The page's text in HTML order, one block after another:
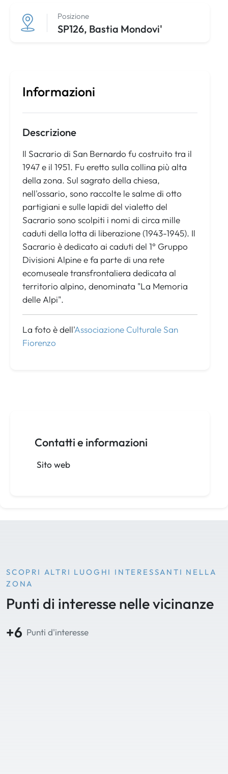
Posizione
SP126, Bastia Mondovi'
Informazioni
Descrizione
Il Sacrario di San Bernardo fu costruito tra il
1947 e il 1951. Fu eretto sulla collina più alta
della zona. Sul sagrato della chiesa,
nell'ossario, sono raccolte le salme di otto
partigiani e sulle lapidi del vialetto del
Sacrario sono scolpiti i nomi di circa mille
caduti della lotta di liberazione (1943-1945). Il
Sacrario è dedicato ai caduti del 1° Gruppo
Divisioni Alpine e fa parte di una rete
ecomuseale transfrontaliera dedicata al
territorio alpino, denominata "La Memoria
delle Alpi".
La foto è dell'Associazione Culturale San
Fiorenzo
Contatti e informazioni
Sito web
SCOPRI ALTRI LUOGHI INTERESSANTI NELLA
ZONA
Punti di interesse nelle vicinanze
+6 Punti d'interesse